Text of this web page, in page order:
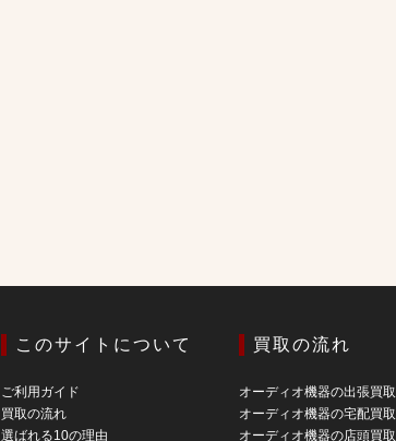
このサイトについて
ご利用ガイド
買取の流れ
選ばれる10の理由
買取の流れ
オーディオ機器の出張買取
オーディオ機器の宅配買取
オーディオ機器の店頭買取